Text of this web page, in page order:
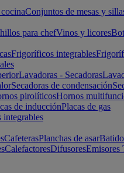
Conjuntos de mesas y
para chefVinos y licores
Frigoríficos integrables
Lavadoras - Secadoras
Secadoras de condensación
pirolíticosHornos
de inducciónPlacas de gas
CafeterasPlanchas de asar
CalefactoresDifusoresEmisores